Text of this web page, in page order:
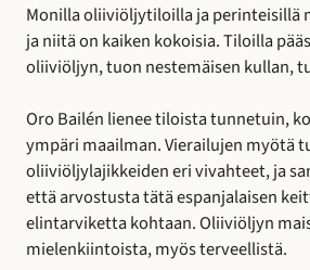
Monilla oliiviöljytiloilla ja perinteisillä
ja niitä on kaiken kokoisia. Tiloilla
oliiviöljyn, tuon nestemäisen kullan,
Oro Bailén lienee tiloista tunnetuin,
ympäri maailman. Vierailujen myötä
oliiviöljylajikkeiden eri vivahteet, ja
että arvostusta tätä espanjalaisen
elintarviketta kohtaan. Oliiviöljyn
mielenkiintoista, myös terveellistä.